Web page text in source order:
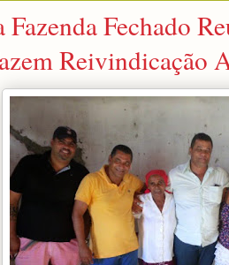
Fechado
Reivindicação